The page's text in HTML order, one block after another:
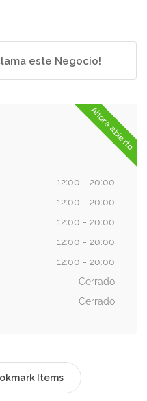
este Negocio!
Ahora abierto
12:00 - 20:00
12:00 - 20:00
12:00 - 20:00
12:00 - 20:00
12:00 - 20:00
Cerrado
Cerrado
Items